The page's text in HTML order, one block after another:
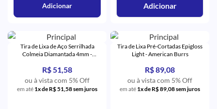
Adicionar Adicionar
Tira de Lixa de Aço Serrilhada
Colmeia Diamantada 4mm -
R$ 51,58
ou à vista com 5% Off
em até 1x de R$ 51,58 sem juros
Tira de Lixa Pré-Cortadas Epigloss
Light - American Burrs
R$ 89,08
ou à vista com 5% Off
em até 1x de R$ 89,08 sem juros